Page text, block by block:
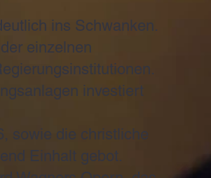
ins Schwanken.
einzelnen
investiert
sowie die christliche
Einhalt gebot.